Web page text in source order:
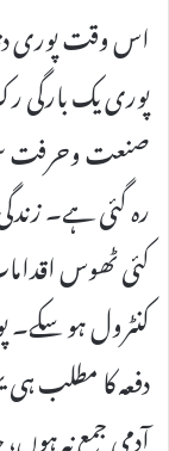
اس وقت پوری
پوری یک
صنعت وحرفت
رہ گئی ہے۔
کئی ٹھوس
دفعہ کا مطلب
آدمی جمع نہ